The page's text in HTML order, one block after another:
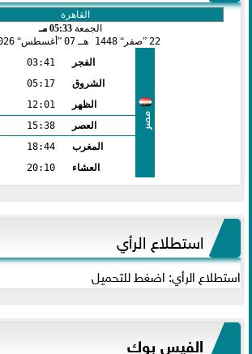
الجمعة 05:33 مـ
22
صفر 1448 هـ 07 أغسطس
مصر
الفجر
03:41
الشروق
05:17
الظهر
12:01
العصر
15:38
المغرب
18:44
العشاء
20:10
استطلاع الرأي
استطلاع الرأي: اضغط للتحميل
الفيس بوك